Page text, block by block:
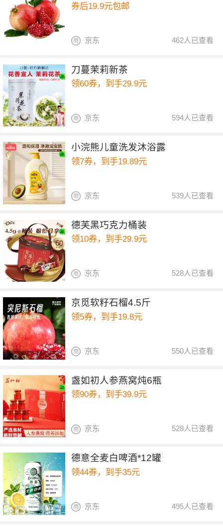
券后19.9元包邮
462人已查看
京东
刀蔓茉莉新茶
领60券，到手29.9元
594人已查看
京东
小浣熊儿童洗发沐浴露
领7券，到手19.89元
539人已查看
京东
德芙黑巧克力桶装
领10券，到手29.9元
528人已查看
京东
京觅软籽石榴4.5斤
领5券，到手19.8元
550人已查看
京东
盏如初人参燕窝炖6瓶
领90券，到手39.9元
528人已查看
京东
德意全麦白啤酒*12罐
领44券，到手35元
495人已查看
京东